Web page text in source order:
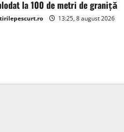
la 100 de metri de graniţă
13:25, 8 august 2026